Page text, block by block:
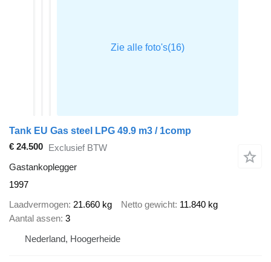
Tank EU Gas steel LPG 49.9 m3 / 1comp
€ 24.500 Exclusief BTW
Gastankoplegger
1997
Laadvermogen 21.660 kg Netto gewicht 11.840 kg
Aantal assen 3
Nederland, Hoogerheide